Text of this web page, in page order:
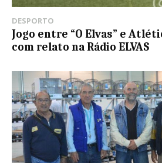
DESPORTO
Jogo entre “O Elvas” e
com relato na Rádio ELVAS